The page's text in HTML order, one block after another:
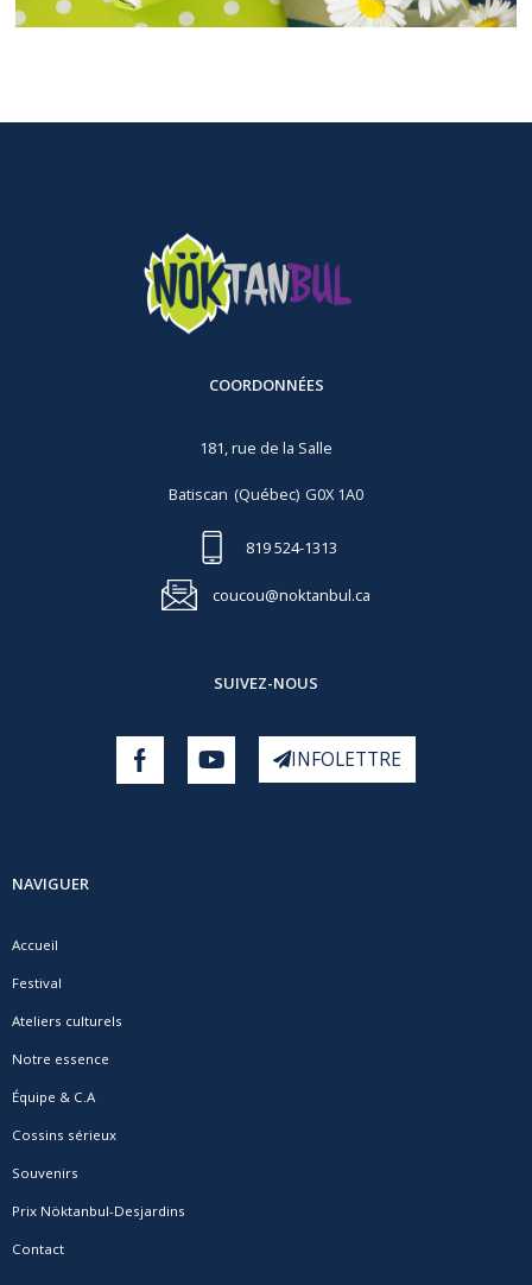
COORDONNÉES
181, rue de la Salle
Batiscan (Québec) G0X 1A0
819 524-1313
coucou@noktanbul.ca
SUIVEZ-NOUS
INFOLETTRE
NAVIGUER
Accueil
Festival
Ateliers culturels
Notre essence
Équipe & C.A
Cossins sérieux
Souvenirs
Prix Nöktanbul-Desjardins
Contact